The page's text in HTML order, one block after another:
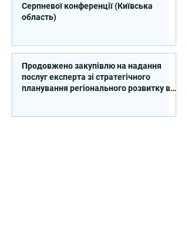
Серпневої конференції (Київська
область)
Продовжено закупівлю на надання
послуг експерта зі стратегічного
планування регіонального розвитку в